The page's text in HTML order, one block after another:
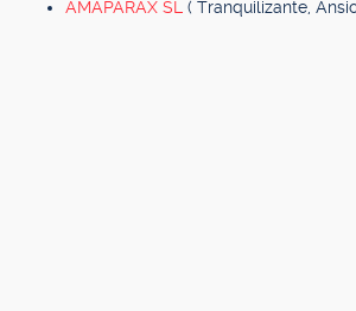
AMAPARAX SL ( Tranquilizante,